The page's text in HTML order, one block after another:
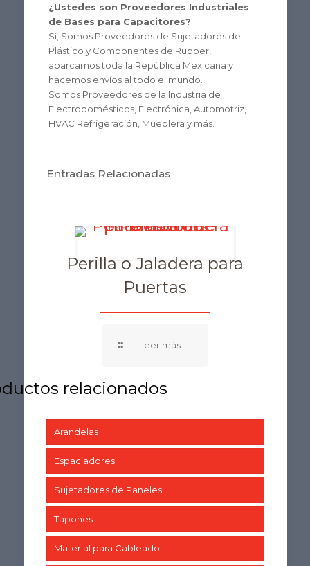
¿Ustedes son Proveedores Industriales
de Bases para Capacitores?
Sí; Somos Proveedores de Sujetadores de
Plástico y Componentes de Rubber,
abarcamos toda la República Mexicana y
hacemos envíos al todo el mundo.
Somos Proveedores de la Industria de
Electrodomésticos, Electrónica, Automotriz,
HVAC Refrigeración, Mueblera y más.
Entradas Relacionadas
Perilla o Jaladera para
Puertas
Arandelas
Espaciadores
Sujetadores de Paneles
Tapones
Material para Cableado